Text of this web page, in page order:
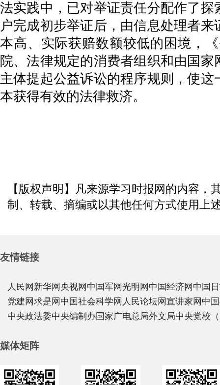
法实践中，已对举证责任分配作了
户完成初步举证后，由信息处理者
本高、实际获赔数额较低的困境，
院、法律规定的消费者组织和由国
主体提起公益诉讼的程序规则，使
本获得有效的法律救济。
【版权声明】凡来源学习时报网的内容
制、转载、摘编或以其他任何方式使用上
友情链接
人民网 新华网 央视网 中国军网 光明网 中国经济网 中国
党建网 求是网 中国社会科学网 人民论坛网 宣讲家网 中
中央政法委中央编制办国家广电总局外文局中央党校
媒体矩阵